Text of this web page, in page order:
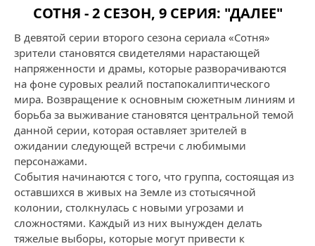
СОТНЯ - 2 СЕЗОН, 9 СЕРИЯ: "ДАЛЕЕ"
В девятой серии второго сезона сериала «Сотня»
зрители становятся свидетелями нарастающей
напряженности и драмы, которые разворачиваются
на фоне суровых реалий постапокалиптического
мира. Возвращение к основным сюжетным линиям и
борьба за выживание становятся центральной темой
данной серии, которая оставляет зрителей в
ожидании следующей встречи с любимыми
персонажами.
События начинаются с того, что группа, состоящая из
оставшихся в живых на Земле из стотысячной
колонии, столкнулась с новыми угрозами и
сложностями. Каждый из них вынужден делать
тяжелые выборы, которые могут привести к